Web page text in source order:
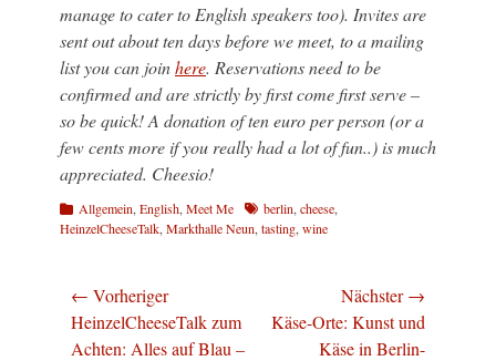
manage to cater to English speakers too). Invites are
sent out about ten days before we meet, to a mailing
list you can joinhere. Reservations need to be
confirmed and are strictly by first come first serve –
so be quick! A donation of ten euro per person (or a
few cents more if you really had a lot of fun..) is much
appreciated. Cheesio!
Kategorien
Allgemein English Meet Me Schlagworte
berlin cheese
HeinzelCheeseTalk Markthalle Neun tasting wine
Beitragsnavigation
← Vorheriger
Vorheriger
Beitrag:
HeinzelCheeseTalk zum
Achten: Alles auf Blau –
Nächster →
Nächster
Käse-Orte: Kunst und
Käse in Berlin-